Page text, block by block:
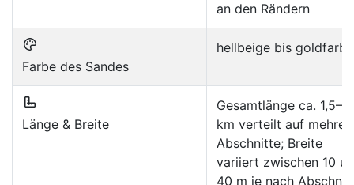
an den Rändern
Farbe des Sandes
hellbeige bis
Länge & Breite
Gesamtlänge ca.
km verteilt auf
Abschnitte; Breite
variiert zwischen 10
40 m je nach Abschnitt